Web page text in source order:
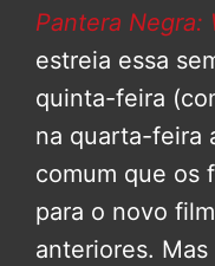
Pantera Negra:
estreia essa
quinta-feira
na quarta-feira
comum que os
para o novo
anteriores.